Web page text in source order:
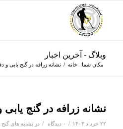
وبلاگ - آخرین اخبار
مکان شما: خانه / نشانه زرافه در گنج یابی و
نشانه زرافه در گنج یابی
۲۲ خرداد ۱۴۰۳ / ۰ دیدگاه / در نشانه های گنج